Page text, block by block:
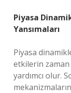
Piyasa
Yansımaları
Piyasa
etkilerin zaman
yardımcı olur.